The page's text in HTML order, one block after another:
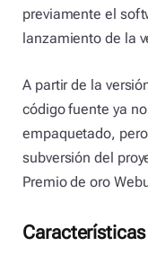
previamente el
lanzamiento de la
A partir de la
código fuente ya
empaquetado,
subversión del
Premio de oro
Características